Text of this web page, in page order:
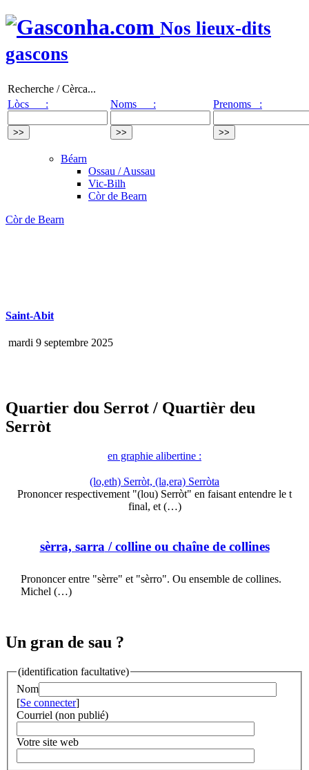
Nos lieux-dits
gascons
Recherche / Cèrca...
Lòcs :
Noms : Prenoms :
Béarn
Ossau / Aussau
Vic-Bilh
Còr de Bearn
Còr de Bearn
Saint-Abit
mardi 9 septembre 2025
Quartier dou Serrot / Quartièr deu
Serròt
en graphie alibertine :
(lo,eth) Serròt, (la,era) Serròta
Prononcer respectivement "(lou) Serròt" en faisant entendre le t
final, et (…)
sèrra, sarra / colline ou chaîne de collines
Prononcer entre "sèrre" et "sèrro". Ou ensemble de collines.
Michel (…)
Un gran de sau ?
(identification facultative)
Nom
[Se connecter]
Courriel (non publié)
Votre site web